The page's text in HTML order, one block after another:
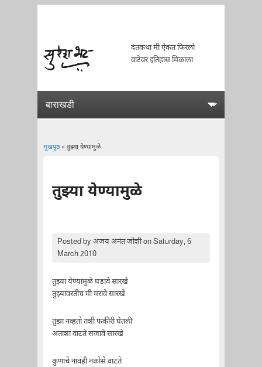
दंतकथा मी ऐकत फिरलो
वाटेवर इतिहास मिळाला
मुखपृष्ठ» तुझ्या येण्यामुळे
तुझ्या येण्यामुळे
Posted byअजय अनंत जोशीon Saturday, 6
March 2010
तुझ्या येण्यामुळे घडावे सारखे
तुझ्यावरतीच मी मरावे सारखे
तुझा नव्हतो तशी फकीरी घेतली
अताशा वाटते सजावे सारखे
कुणाचे नावही नकोसे वाटते